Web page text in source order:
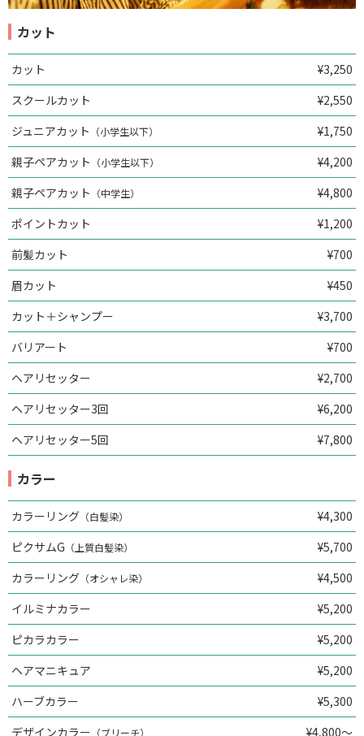
カット
カット
¥3,250
スクールカット
¥2,550
ジュニアカット （小学生以下）
¥1,750
親子ペアカット （小学生以下）
¥4,200
親子ペアカット （中学生）
¥4,800
ポイントカット
¥1,200
前髪カット
¥700
眉カット
¥450
カット＋シャンプー
¥3,700
バリアート
¥700
ヘアリセッター
¥2,700
ヘアリセッター3回
¥6,200
ヘアリセッター5回
¥7,800
カラー
カラーリング （白髪染）
¥4,300
ピクサムG （上質白髪染）
¥5,700
カラーリング （オシャレ染）
¥4,500
イルミナカラー
¥5,200
ピカラカラー
¥5,200
ヘアマニキュア
¥5,200
ハーブカラー
¥5,300
デザインカラー （ブリーチ） ¥4,800～